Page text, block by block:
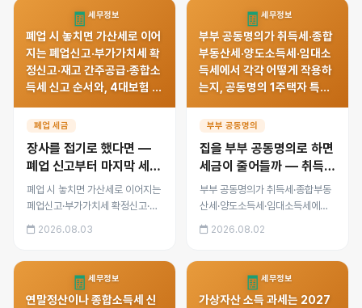
🧾 세무정보
폐업 시 놓치면 가산세로 이어
지는 폐업신고·부가가치세 확
정신고·재고 간주공급·종합소
득세 신고 순서와, 4대보험 정
관리까지 정리했습니다.
폐업 세금
장사를 접기로 했다면 —
폐업 신고부터 마지막 세금
정리까지 순서
폐업 시 놓치면 가산세로 이어지는
폐업신고·부가가치세 확정신고·재
고 간주공급·종합소득세 신고 순서
와, 4대보험 정리, 결손금 활용, 폐
2026.08.03
🧾 세무정보
부부 공동명의가 취득세·종합
부동산세·양도소득세·임대소
득세에서 각각 어떻게 작용하
는지, 공동명의 1주택자 특례
단독명의일 때의 전환 판단 기
부부 공동명의
집을 부부 공동명의로 하면
세금이 줄어들까 — 취득·
보유·양도 단계별 유불리
부부 공동명의가 취득세·종합부동
산세·양도소득세·임대소득세에서
각각 어떻게 작용하는지, 공동명의
1주택자 특례와 지분 증여 시 주의
2026.08.02
🧾 세무정보
연말정산이나 종합소득세 신
🧾 세무정보
가상자산 소득 과세는 2027